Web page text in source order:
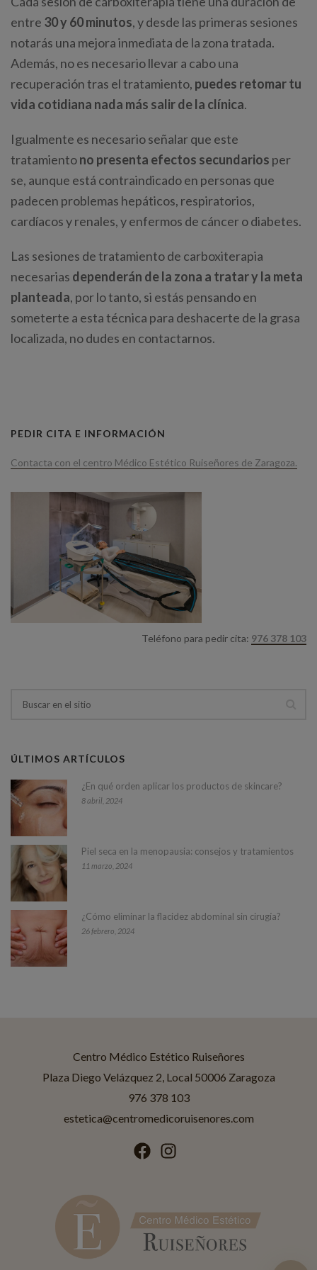
entre 30 y 60 minutos, y desde las primeras sesiones
notarás una mejora inmediata de la zona tratada.
Además, no es necesario llevar a cabo una
recuperación tras el tratamiento, puedes retomar tu
vida cotidiana nada más salir de la clínica.
Igualmente es necesario señalar que este
tratamientono presenta efectos secundarios per
se, aunque está contraindicado en personas que
padecen problemas hepáticos, respiratorios,
cardíacos y renales, y enfermos de cáncer o diabetes.
Las sesiones de tratamiento de carboxiterapia
necesarias dependerán de la zona a tratar y la meta
planteada, por lo tanto, si estás pensando en
someterte a esta técnica para deshacerte de la grasa
localizada, no dudes en contactarnos.
PEDIR CITA E INFORMACIÓN
Contacta con el centro Médico Estético Ruiseñores de Zaragoza.
Teléfono para pedir cita: 976 378 103
ÚLTIMOS ARTÍCULOS
¿En qué orden aplicar los productos de skincare?
8 abril, 2024
Piel seca en la menopausia: consejos y tratamientos
11 marzo, 2024
¿Cómo eliminar la flacidez abdominal sin cirugía?
26 febrero, 2024
Centro Médico Estético Ruiseñores
Plaza Diego Velázquez 2, Local 50006 Zaragoza
976 378 103
estetica@centromedicoruisenores.com
¡Hola! Soy Jessica
Asistente IA de Ruiseñores Estética.
Tratamientos Promociones